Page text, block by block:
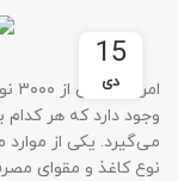
15
دی
وجود دارد که هر
می‌گیرد. یکی از
نوع کاغذ و مقوای